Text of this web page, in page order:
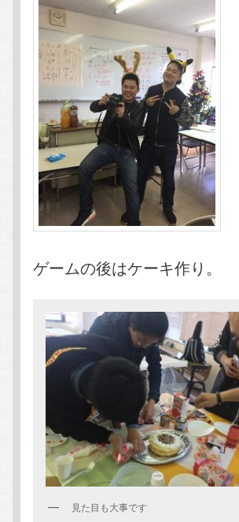
ゲームの後はケーキ作り。
見た目も大事です